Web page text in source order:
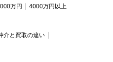
万円 4000万円以上
介と買取の違い